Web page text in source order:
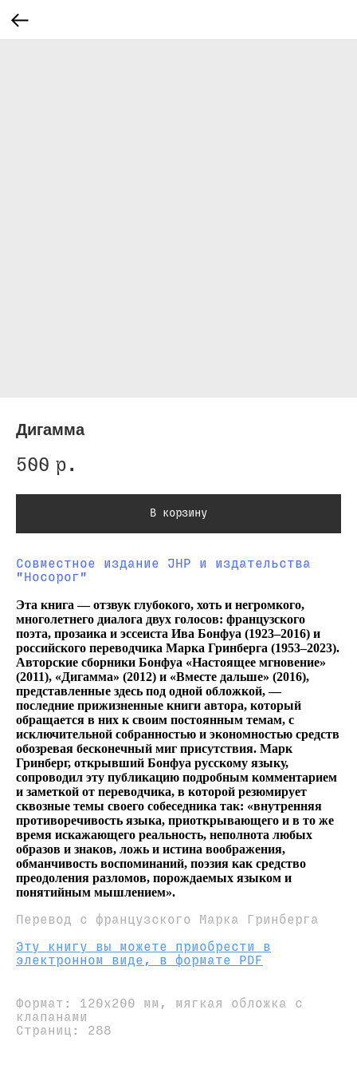
Дигамма
500 р.
В корзину
Совместное издание JHP и издательства
"Носорог"
Эта книга — отзвук глубокого, хоть и негромкого,
многолетнего диалога двух голосов: французского
поэта, прозаика и эссеиста Ива Бонфуа (1923–2016) и
российского переводчика Марка Гринберга (1953–2023).
Авторские сборники Бонфуа «Настоящее мгновение»
(2011), «Дигамма» (2012) и «Вместе дальше» (2016),
представленные здесь под одной обложкой, —
последние прижизненные книги автора, который
обращается в них к своим постоянным темам, с
исключительной собранностью и экономностью средств
обозревая бесконечный миг присутствия. Марк
Гринберг, открывший Бонфуа русскому языку,
сопроводил эту публикацию подробным комментарием
и заметкой от переводчика, в которой резюмирует
сквозные темы своего собеседника так: «внутренняя
противоречивость языка, приоткрывающего и в то же
время искажающего реальность, неполнота любых
образов и знаков, ложь и истина воображения,
обманчивость воспоминаний, поэзия как средство
преодоления разломов, порождаемых языком и
понятийным мышлением».
Перевод с французского Марка Гринберга
Эту книгу вы можете приобрести в
электронном виде, в формате PDF
Формат: 120х200 мм, мягкая обложка с
клапанами
Страниц: 288